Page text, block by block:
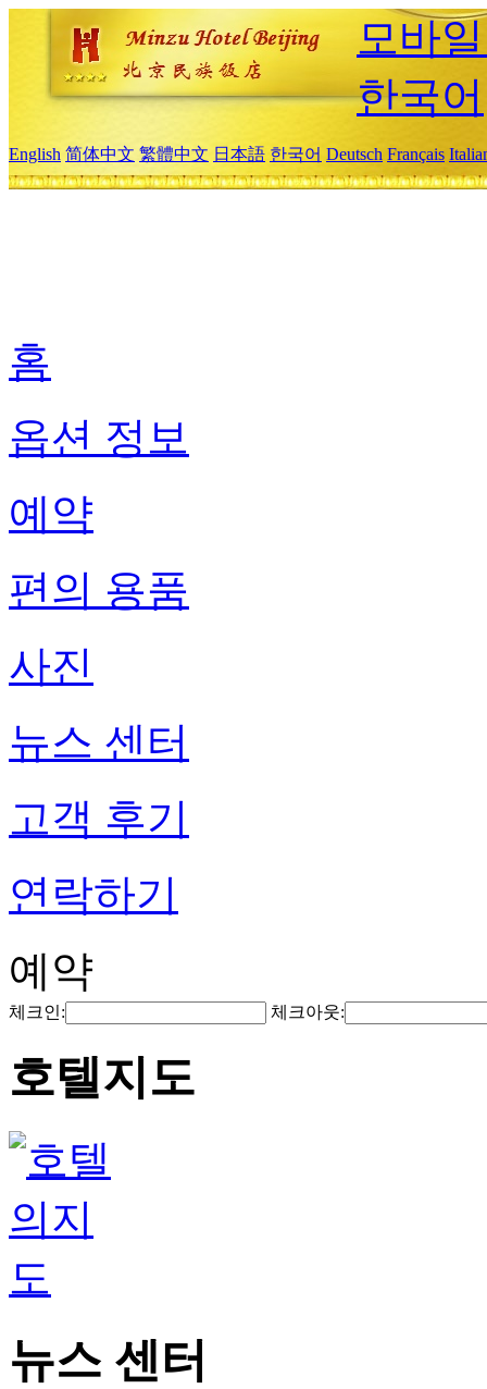
모바
한국어
English 简体中文 繁體中文 日本語 한국어 Deutsch Français
홈
옵션 정보
예약
편의 용품
사진
뉴스 센터
고객 후기
연락하기
예약
체크인: 체크아웃:
호텔지도
뉴스 센터